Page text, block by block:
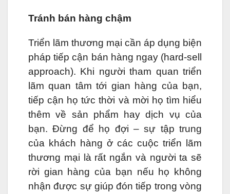
Tránh bán hàng chậm
Triển lãm thương mại cần áp dụng biện
pháp tiếp cận bán hàng ngay (hard-sell
approach). Khi người tham quan triển
lãm quan tâm tới gian hàng của bạn,
tiếp cận họ tức thời và mời họ tìm hiểu
thêm về sản phẩm hay dịch vụ của
bạn. Đừng để họ đợi – sự tập trung
của khách hàng ở các cuộc triển lãm
thương mại là rất ngắn và người ta sẽ
rời gian hàng của bạn nếu họ không
nhận được sự giúp đón tiếp trong vòng